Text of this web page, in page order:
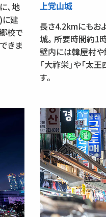
、地
に建
校で
きま
上党山城
長さ4.2kmにもお
城。所要時間約1
壁内には韓屋村や
「大祚栄」や「太
す。